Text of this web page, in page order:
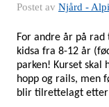
Postet av Njård -
For andre år på
kidsa fra 8-12 år
parken! Kurset skal
hopp og rails, men
blir tilrettelagt etter